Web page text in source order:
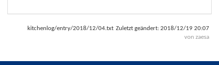
kitchenlog/entry/2018/12/04.txt Zuletzt geändert: 2018/12/19 20:07
von zaesa